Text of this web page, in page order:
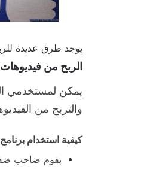
يوجد طرق عديدة
الربح من
يمكن لمستخدمي
والتربح من
كيفية استخدام برنامج Ad breaks
يقوم صاحب